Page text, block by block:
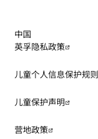
中国
英孚隐私政策
儿童个人信息保护规则
儿童保护声明
营地政策